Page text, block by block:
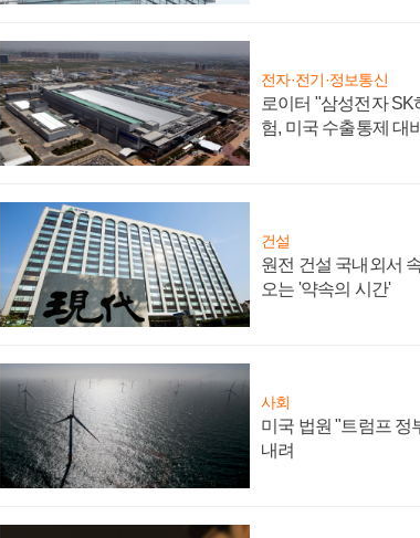
전자·전기·정보통신
로이터 "삼성전자 SK
험, 미국 수출통제 대
건설
원전 건설 국내외서
오는 '약속의 시간'
사회
미국 법원 "트럼프 정
내려